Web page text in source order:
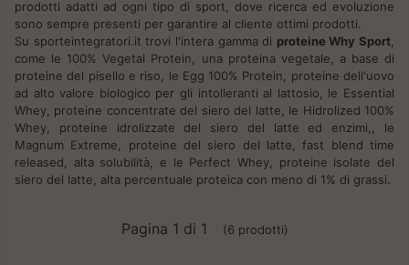
prodotti adatti ad ogni tipo di sport, dove ricerca ed evoluzione
sono sempre presenti per garantire al cliente ottimi prodotti.
Su sporteintegratori.it trovi l'intera gamma di proteine Why Sport
come le 100% Vegetal Protein, una proteina vegetale, a base di
proteine del pisello e riso, le Egg 100% Protein, proteine dell'uovo
ad alto valore biologico per gli intolleranti al lattosio, le Essential
Whey, proteine concentrate del siero del latte, le Hidrolized 100%
Whey, proteine idrolizzate del siero del latte ed enzimi,, le
Magnum Extreme, proteine del siero del latte, fast blend time
released, alta solubilità, e le Perfect Whey, proteine isolate del
siero del latte, alta percentuale proteica con meno di 1% di grassi.
Pagina 1 di 1 (6 prodotti)